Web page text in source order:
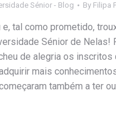
Sénior - Blog By Filipa
tal como prometido,
Sénior de Nelas!
de alegria os inscritos
mais
também a ter